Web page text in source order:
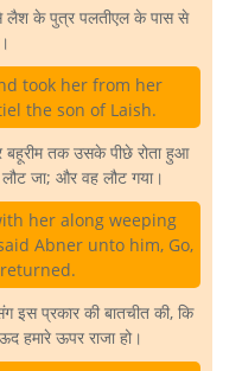
लैश के पुत्र पलतीएल के पास से
took her from her
the son of Laish.
तक उसके पीछे रोता हुआ
जा; और वह लौट गया।
her along weeping
Abner unto him, Go,
इस प्रकार की बातचीत की, कि
हमारे ऊपर राजा हो।